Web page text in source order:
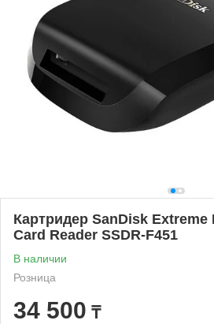
Картридер SanDisk Extreme
Card Reader SSDR-F451
В наличии
Розница
34 500 ₸